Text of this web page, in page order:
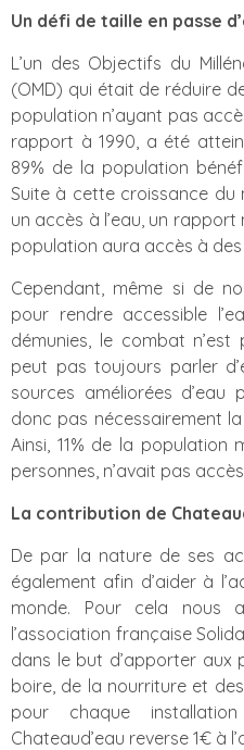
Un défi de taille en passe
L’un des Objectifs du
(OMD) qui était de réduire
population n’ayant pas
rapport à 1990, a été
89% de la population
Suite à cette croissance du
un accès à l’eau, un rapport
population aura accès à des
Cependant, même si de
pour rendre accessible
démunies, le combat
peut pas toujours parler
sources améliorées d’eau
donc pas nécessairement
Ainsi, 11% de la population
personnes, n’avait pas
La contribution de
De par la nature de ses
également afin d’aider à
monde. Pour cela nous
l’association française
dans le but d’apporter aux
boire, de la nourriture et
pour chaque
Chateaud’eau reverse 1€ à